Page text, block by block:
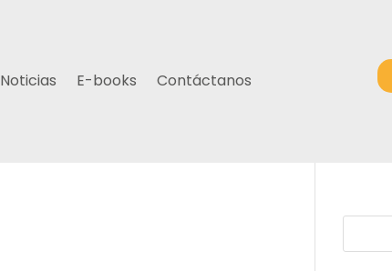
Noticias E-books Contáctanos